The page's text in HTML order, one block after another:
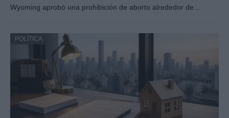
Wyoming aprobó una prohibición de aborto alrededor de…
POLÍTICA